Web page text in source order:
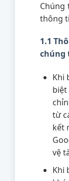
Chúng
thông
1.1
chúng
Khi
biệt
từ
kết
vệ
Khi